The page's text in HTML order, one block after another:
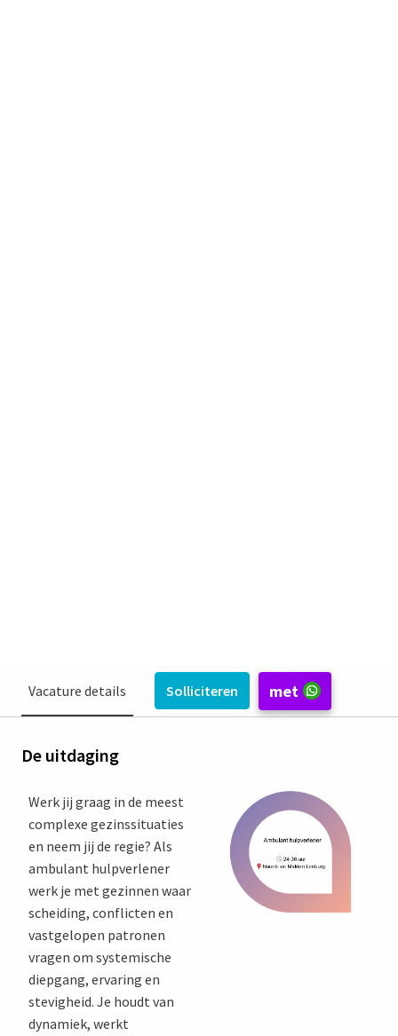
Vacature details Solliciteren met
De uitdaging
Werk jij graag in de meest
complexe gezinssituaties
en neem jij de regie? Als
ambulant hulpverlener
werk je met gezinnen waar
scheiding, conflicten en
vastgelopen patronen
vragen om systemische
diepgang, ervaring en
stevigheid. Je houdt van
dynamiek, werkt